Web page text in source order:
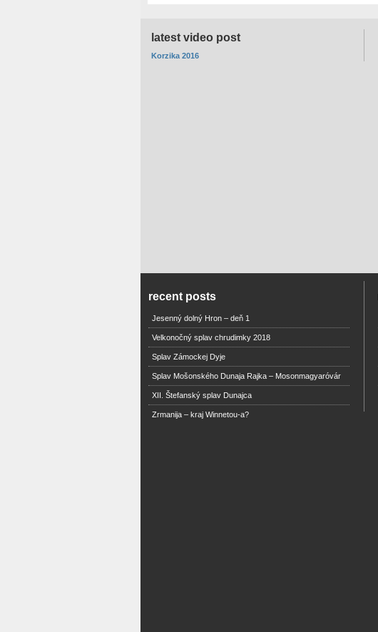
latest video post
Korzika 2016
recent posts
Jesenný dolný Hron – deň 1
Velkonočný splav chrudimky 2018
Splav Zámockej Dyje
Splav Mošonského Dunaja Rajka – Mosonmagyaróvár
XII. Štefanský splav Dunajca
Zrmanija – kraj Winnetou-a?